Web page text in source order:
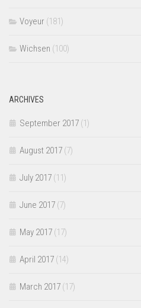
Voyeur (181)
Wichsen (100)
ARCHIVES
September 2017 (1)
August 2017 (7)
July 2017 (11)
June 2017 (7)
May 2017 (17)
April 2017 (14)
March 2017 (17)